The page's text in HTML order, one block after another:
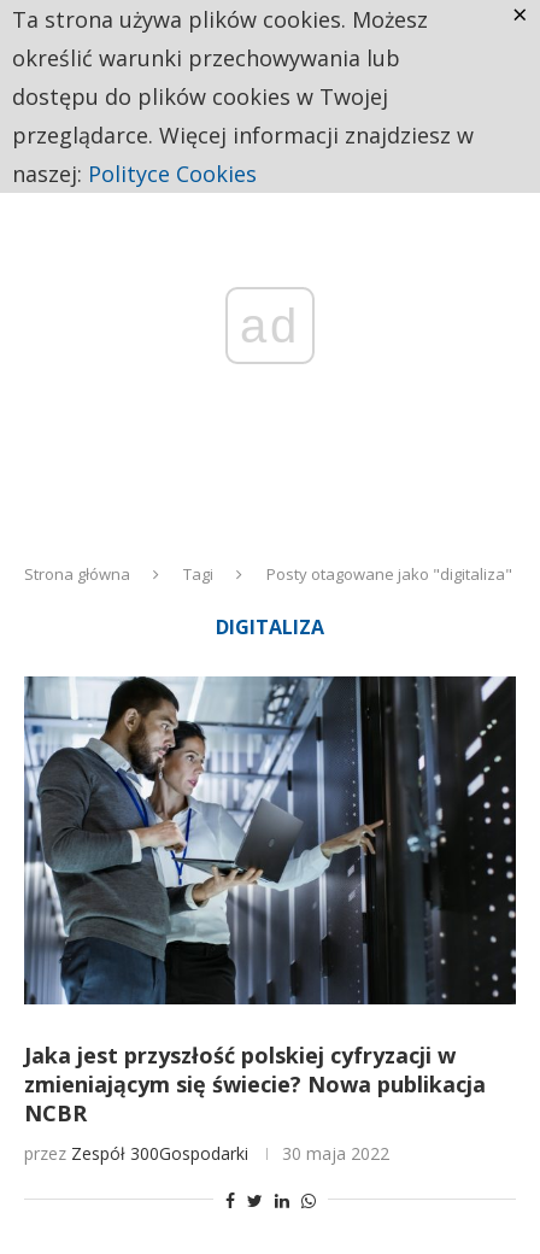
ad
Strona główna Tagi Posty otagowane jako "digitaliza"
DIGITALIZA
Jaka jest przyszłość polskiej cyfryzacji w
zmieniającym się świecie? Nowa publikacja
NCBR
przez Zespół 300Gospodarki 30 maja 2022
Ta strona używa plików cookies. Możesz
określić warunki przechowywania lub
dostępu do plików cookies w Twojej
przeglądarce. Więcej informacji znajdziesz w
naszej: Polityce Cookies
×